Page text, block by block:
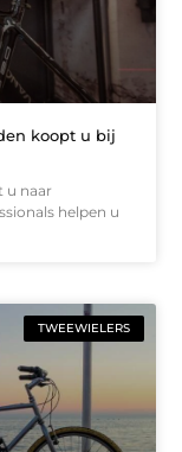
koopt u bij
u naar
helpen u
TWEEWIELERS